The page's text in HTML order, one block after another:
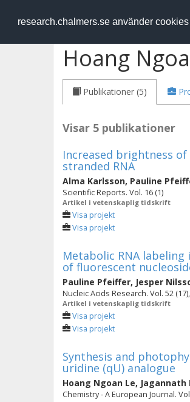
research.chalmers.se använder
RESEARCH.chalmers.se
Hoang
Publikationer (5)
Visar 5 publikationer
Increased brightness
stranded RNA
Alma Karlsson, Pauline
Scientific Reports. Vol. 16 (1)
Artikel i vetenskaplig tidskrift
Visa projekt
Visa projekt
Metabolic RNA
of fluorescent
Pauline Pfeiffer, Jesper
Nucleic Acids Research. Vol. 52
Artikel i vetenskaplig tidskrift
Visa projekt
Visa projekt
Synthesis and
uridine (qU) analogue
Hoang Ngoan Le, Jagannath
Chemistry - A European Journal.